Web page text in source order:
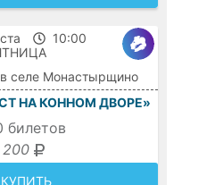
10:00
селе Монастырщино
НА КОННОМ ДВОРЕ»
билетов
200
КУПИТЬ